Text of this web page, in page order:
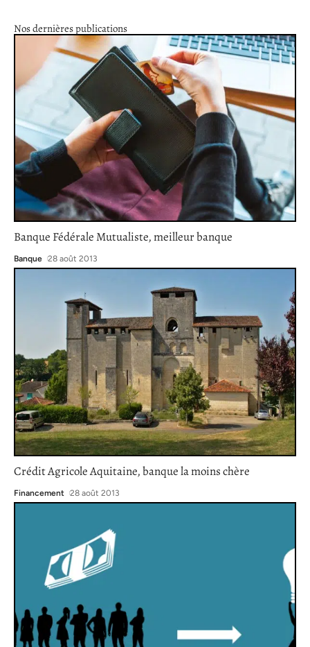
Nos dernières publications
Banque Fédérale Mutualiste, meilleur banque
Banque 28 août 2013
Crédit Agricole Aquitaine, banque la moins chère
Financement 28 août 2013